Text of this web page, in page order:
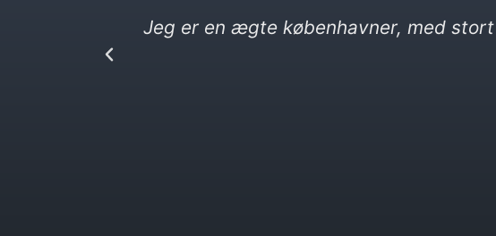
Jeg elsker kebab og vittigheder. Min